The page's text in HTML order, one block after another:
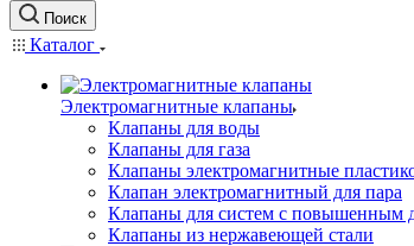
Поиск
Каталог
Электромагнитные клапаны
Клапаны для воды
Клапаны для газа
Клапаны электромагнитные
Клапан электромагнитный для пара
Клапаны для систем с повышенным
Клапаны из нержавеющей стали